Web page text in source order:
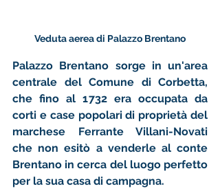
Veduta aerea di Palazzo Brentano
Palazzo Brentano sorge in un'area
centrale del Comune di Corbetta,
che fino al 1732 era occupata da
corti e case popolari di proprietà del
marchese Ferrante Villani-Novati
che non esitò a venderle al conte
Brentano in cerca del luogo perfetto
per la sua casa di campagna.